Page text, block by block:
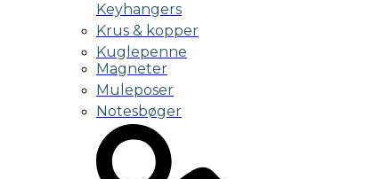
Keyhangers
Krus & kopper
Kuglepenne
Magneter
Muleposer
Notesbøger